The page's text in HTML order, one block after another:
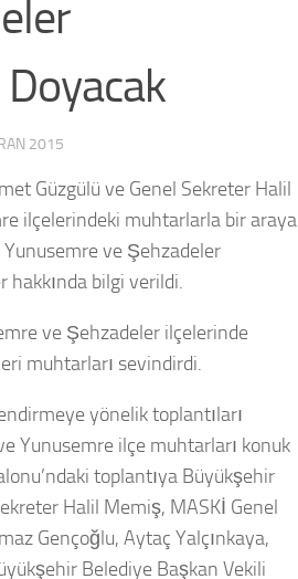
2015
Güzgülü ve Genel Sekreter Halil
ilçelerindeki muhtarlarla bir araya
ve Şehzadeler
hakkında bilgi verildi.
ve Şehzadeler ilçelerinde
muhtarları sevindirdi.
yönelik toplantıları
Yunusemre ilçe muhtarları konuk
toplantıya Büyükşehir
Halil Memiş, MASKİ Genel
Gençoğlu, Aytaç Yalçınkaya,
Belediye Başkan Vekili